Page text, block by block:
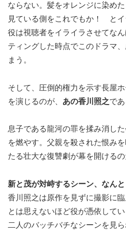
ならない。髪をオレンジに染め
見ている側をこれでもか！ と
役は視聴者をイライラさせてな
ティングした時点でこのドラマ
まう。
そして、圧倒的権力を示す長屋
を演じるのが、 あの香川照之であ
息子である龍河の罪を揉み消し
を燃やす。父親を殺された恨み
たる壮大な復讐劇が幕を開けるの
新と茂が対峙するシーン、なん
香川照之は原作を見ずに撮影に
とは思えないほど役が憑依して
二人のバッチバチなシーンを見